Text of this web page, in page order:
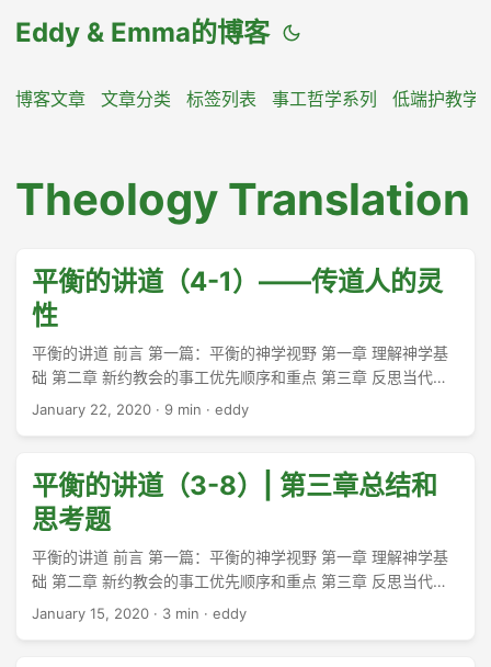
Eddy & Emma的博客
博客文章 文章分类 标签列表 事工哲学系列 低端护教学
Theology Translation
平衡的讲道（4-1）——传道人的灵
性
平衡的讲道 前言 第一篇：平衡的神学视野 第一章 理解神学基
础 第二章 新约教会的事工优先顺序和重点 第三章 反思当代教
会的事工 一、当代教会的事工优先顺序 二、我们必须处理属灵
怀神的百姓 八、小结和思考 第二篇：保持个人观点的平衡 ###
前言 “如果讲道是一个人向一群人讲述一个神格的存在，如果我
们承认这是清醒的事实，那么自然而无可避免的逻辑推理就
是：传道人所需的人格，乃是借着他的讲道可以将基督传递给
人的类型。毋须讳言，非此不足以成事。一个人或有天纵之口
才，众人均以为他生来就是做牧师的料，但若他的品格不配讲
述神的道，仿佛一个圣洁不若玛丽亚的女子不能怀孕产下耶稣
一样，他就绝不可能成为一个真正的传道人” （Ian
January 22, 2020 · 9 min · eddy
平衡的讲道（3-8）| 第三章总结和
思考题
平衡的讲道 前言 第一篇：平衡的神学视野 第一章 理解神学基
础 第二章 新约教会的事工优先顺序和重点 第三章 反思当代教
会的事工 一、当代教会的事工优先顺序 二、我们必须处理属灵
January 15, 2020 · 3 min · eddy